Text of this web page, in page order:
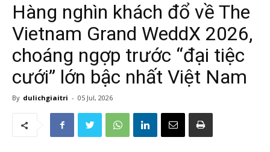
Hàng nghìn khách đổ về The
Vietnam Grand WeddX 2026,
choáng ngợp trước “đại tiệc
cưới” lớn bậc nhất Việt Nam
By dulichgiaitri - 05 Jul, 2026